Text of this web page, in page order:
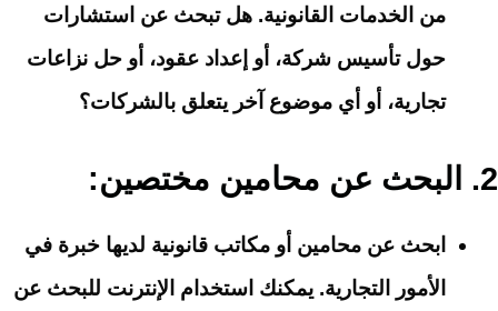
من الخدمات القانونية. هل تبحث عن استشارات
حول تأسيس شركة، أو إعداد عقود، أو حل نزاعات
تجارية، أو أي موضوع آخر يتعلق بالشركات؟
2. البحث عن محامين مختصين:
ابحث عن محامين أو مكاتب قانونية لديها خبرة في
الأمور التجارية. يمكنك استخدام الإنترنت للبحث عن